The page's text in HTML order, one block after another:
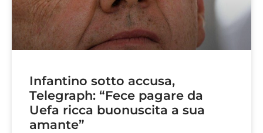
Infantino sotto accusa,
Telegraph: “Fece pagare da
Uefa ricca buonuscita a sua
amante”